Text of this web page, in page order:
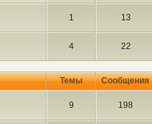
1 13
4 22
Темы Сообщения
9 198